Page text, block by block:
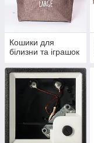
Кошики для
білизни та іграшок